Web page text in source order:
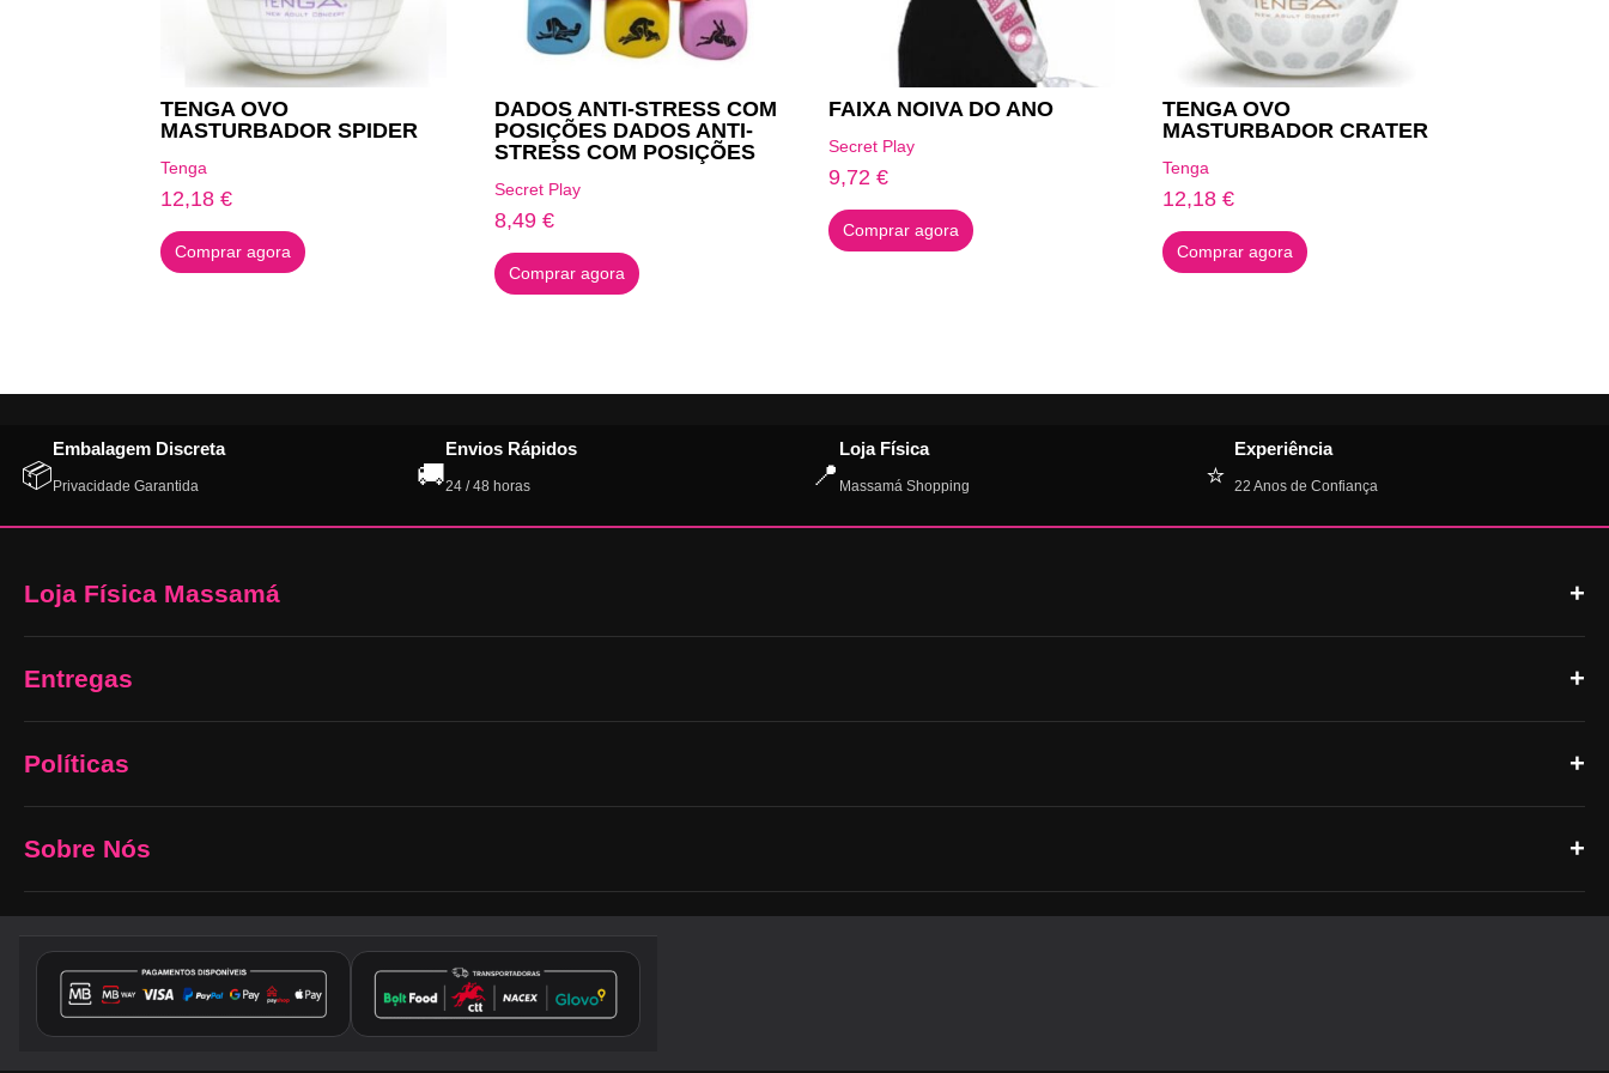
TENGA OVO
MASTURBADOR SPIDER
Tenga
12,18€
Comprar agora
DADOS ANTI-STRESS COM
POSIÇÕES DADOS ANTI-
STRESS COM POSIÇÕES
Secret Play
8,49€
Comprar agora
FAIXA NOIVA DO ANO
Secret Play
9,72€
Comprar agora
TENGA OVO
MASTURBADOR CRATER
Tenga
12,18€
Comprar agora
📦
Embalagem Discreta
Privacidade Garantida 🚚
Envios Rápidos
24 / 48 horas 📍
Loja Física
Massamá Shopping ⭐
Experiência
22 Anos de Confiança
Loja Física Massamá
Entregas
Políticas
Sobre Nós